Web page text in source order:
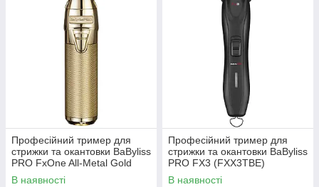
Професійний тример для
стрижки та окантовки BaByliss
PRO FxOne All-Metal Gold
Skeleton (FX799GE)
В наявності
Професійний тример для
стрижки та окантовки BaByliss
PRO FX3 (FXX3TBE)
В наявності